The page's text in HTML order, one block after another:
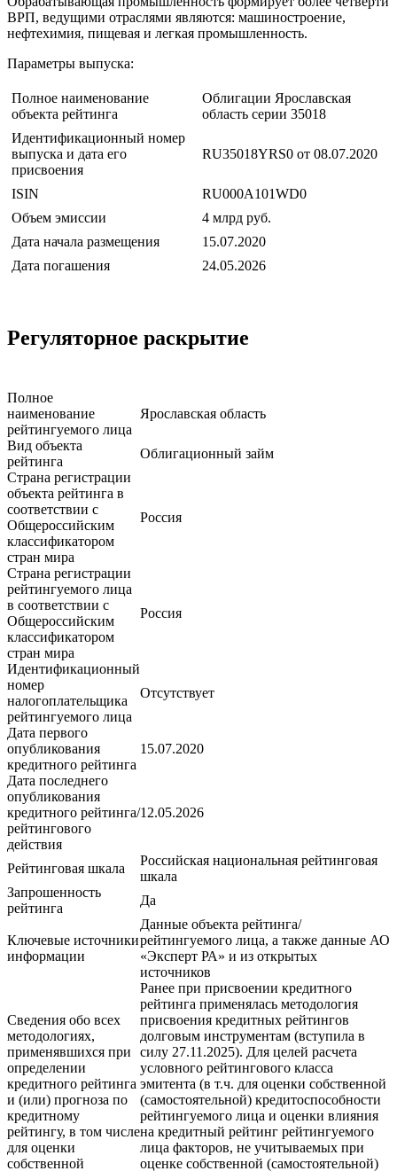
ВРП, ведущими отраслями являются: машиностроение,
нефтехимия, пищевая и легкая промышленность.
Параметры выпуска:
Полное наименование
объекта рейтинга
Облигации Ярославская
область серии 35018
Идентификационный номер
выпуска и дата его
присвоения
RU35018YRS0 от 08.07.2020
ISIN
RU000A101WD0
Объем эмиссии
4 млрд руб.
Дата начала размещения
15.07.2020
Дата погашения
24.05.2026
Регуляторное раскрытие
Полное
наименование
рейтингуемого лица
Ярославская область
Вид объекта
рейтинга
Облигационный займ
Страна регистрации
объекта рейтинга в
соответствии с
Общероссийским
классификатором
стран мира
Россия
Страна регистрации
рейтингуемого лица
в соответствии с
Общероссийским
классификатором
стран мира
Россия
Идентификационный
номер
налогоплательщика
рейтингуемого лица
Отсутствует
Дата первого
опубликования
кредитного рейтинга
15.07.2020
Дата последнего
опубликования
кредитного рейтинга/
рейтингового
действия
12.05.2026
Рейтинговая шкала
Российская национальная рейтинговая
шкала
Запрошенность
рейтинга
Да
Ключевые источники
информации
Данные объекта рейтинга/
рейтингуемого лица, а также данные АО
«Эксперт РА» и из открытых
источников
Сведения обо всех
методологиях,
применявшихся при
определении
кредитного рейтинга
и (или) прогноза по
кредитному
рейтингу, в том числе
для оценки
собственной
Ранее при присвоении кредитного
рейтинга применялась методология
присвоения кредитных рейтингов
долговым инструментам (вступила в
силу 27.11.2025). Для целей расчета
условного рейтингового класса
эмитента (в т.ч. для оценки собственной
(самостоятельной) кредитоспособности
рейтингуемого лица и оценки влияния
на кредитный рейтинг рейтингуемого
лица факторов, не учитываемых при
оценке собственной (самостоятельной)